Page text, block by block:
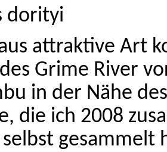
dorityi
attraktive Art
Grime River
in der Nähe
die ich 2008
gesammelt